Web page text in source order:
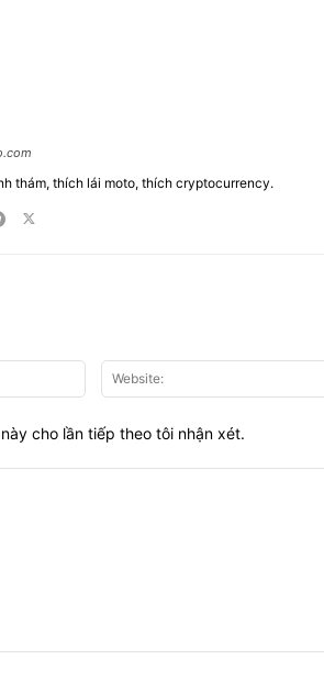
thám, thích lái moto, thích cryptocurrency.
Email:*
cho lần tiếp theo tôi nhận xét.